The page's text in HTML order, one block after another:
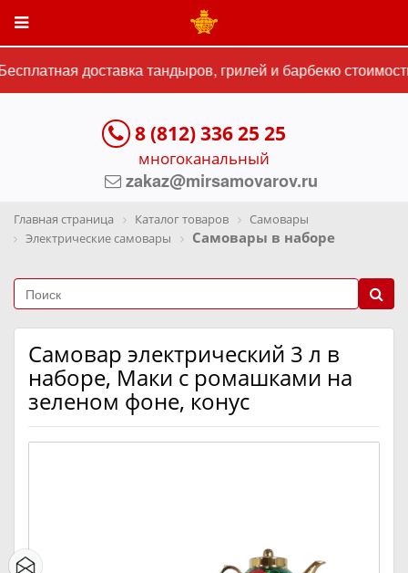
доставка тандыров, грилей и барбекю
8 (812) 336 25 25
многоканальный
zakaz@mirsamovarov.ru
Главная страница Каталог товаров
Самовары
Электрические самовары
Самовары в наборе
Самовар электрический 3 л в
наборе, Маки с ромашками на
зеленом фоне, конус